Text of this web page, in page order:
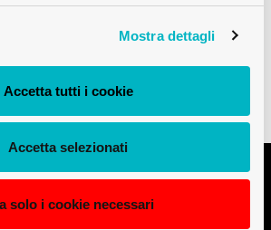
Mostra dettagli
Accetta tutti i cookie
Accetta selezionati
solo i cookie necessari